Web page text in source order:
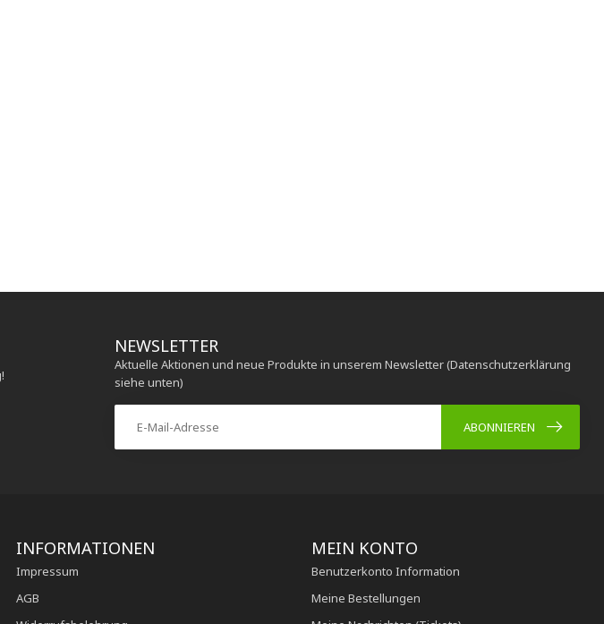
NEWSLETTER
Aktuelle Aktionen und neue Produkte in unserem Newsletter (Datenschutzerklärung
siehe unten)
ABONNIEREN
INFORMATIONEN
Impressum
AGB
MEIN KONTO
Benutzerkonto Information
Meine Bestellungen